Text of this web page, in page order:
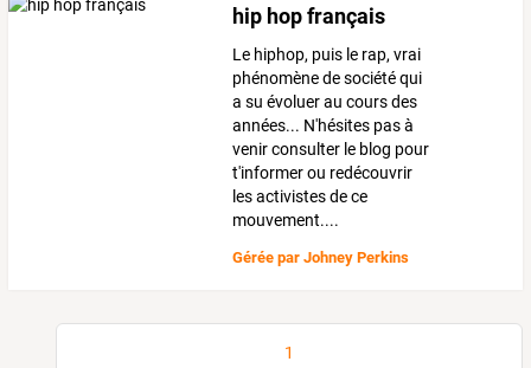
hip hop français
Le hiphop, puis le rap, vrai
phénomène de société qui
a su évoluer au cours des
années... N'hésites pas à
venir consulter le blog pour
t'informer ou redécouvrir
les activistes de ce
mouvement....
Gérée parJohney Perkins
1